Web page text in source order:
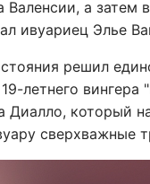
а затем
ивуариец Элье
решил
летнего вингера
Диалло, который
сверхважные